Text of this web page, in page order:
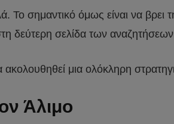
Το σημαντικό όμως είναι να
δεύτερη σελίδα των
ακολουθηθεί μια ολόκληρη
Άλιμο